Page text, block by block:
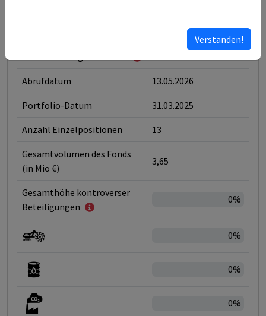
Union Investment
Luxembourg SA
Abrufdatum 13.05.2026
Portfolio-Datum 31.03.2025
Anzahl Einzelpositionen 13
Gesamtvolumen des Fonds
(in Mio €)
3,65
Gesamthöhe kontroverser
Beteiligungen
0%
0%
0%
0%
Verstanden!